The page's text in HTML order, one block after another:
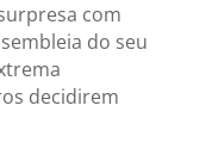
com
do seu
decidirem